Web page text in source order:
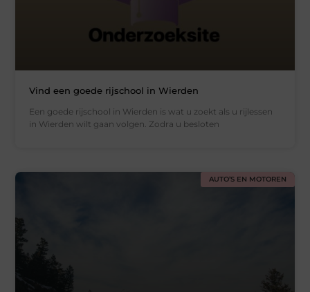
Vind een goede rijschool in Wierden
Een goede rijschool in Wierden is wat u zoekt als u rijlessen
in Wierden wilt gaan volgen. Zodra u besloten
AUTO’S EN MOTOREN